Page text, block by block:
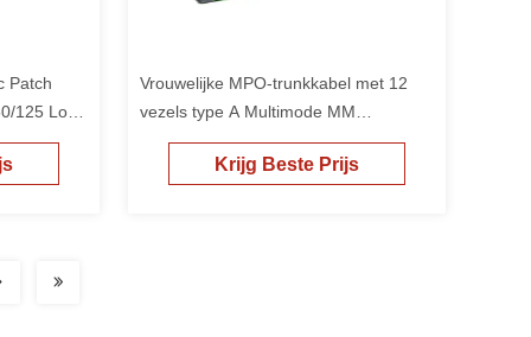
Patch
125 Low
Vrouwelijke MPO-trunkkabel met 12
vezels type A Multimode MM
OM3/OM4 MPO patch cord LSZH
Krijg Beste Prijs